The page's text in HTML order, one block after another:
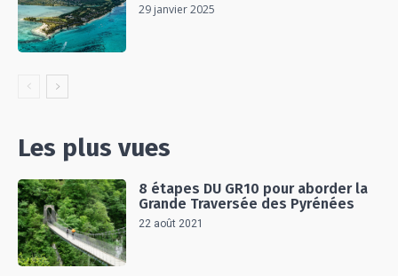
29 janvier 2025
Les plus vues
8 étapes DU GR10 pour aborder la
Grande Traversée des Pyrénées
22 août 2021